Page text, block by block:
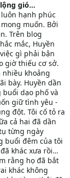
gió…
hạnh phúc
muốn. Bởi
Trên blog
mắc, Huyền
gì phải bận
giờ thiếu cơ sở.
khoảng
bày. Huyền dần
dạo phố và
giữ tình yêu -
đột. Tôi cố tỏ ra
cả hai đã dần
từng ngày
buổi đêm của tôi
khác xưa rồi…
rằng họ đã bắt
khác không